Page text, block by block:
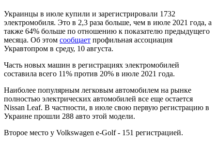
Украинцы в июле купили и зарегистрировали 1732
электромобиля. Это в 2,3 раза больше, чем в июле 2021 года, а
также 64% больше по отношению к показателю предыдущего
месяца. Об этом сообщает профильная ассоциация
Укравтопром в среду, 10 августа.
Часть новых машин в регистрациях электромобилей
составила всего 11% против 20% в июле 2021 года.
Наиболее популярным легковым автомобилем на рынке
полностью электрических автомобилей все еще остается
Nissan Leaf. В частности, в июле свою первую регистрацию в
Украине прошли 288 авто этой модели.
Второе место у Volkswagen е-Golf - 151 регистрацией.